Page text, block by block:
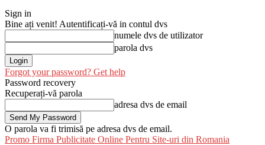
Sign in
Bine ați venit! Autentificați-vă in contul dvs
numele dvs de utilizator
parola dvs
Forgot your password? Get help
Password recovery
Recuperați-vă parola
adresa dvs de email
O parola va fi trimisă pe adresa dvs de email.
Promo Firma Publicitate Online Pentru Site-uri din Romania